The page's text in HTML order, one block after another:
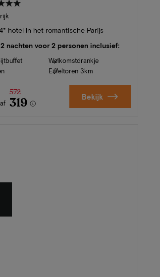
hotel in het romantische Parijs
2 nachten voor 2 personen inclusief:
Welkomstdrankje
Eiffeltoren 3km
572
319 Bekijk